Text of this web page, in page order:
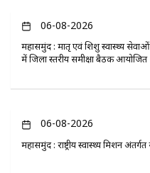
06-08-2026
महासमुंद : मातृ एवं शिशु स्वास्थ्य
में जिला स्तरीय समीक्षा बैठक आयोजित
06-08-2026
महासमुंद : राष्ट्रीय स्वास्थ्य मिशन अंतर्गत